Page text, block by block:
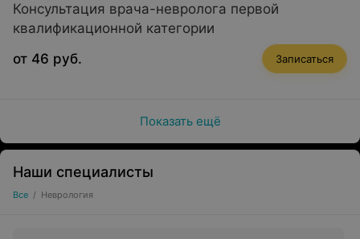
Консультация врача-невролога первой
квалификационной категории
от 46 руб.
Записаться
Показать ещё
Наши специалисты
Все / Неврология